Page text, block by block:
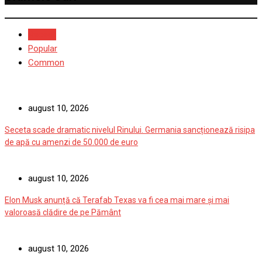
Popular
Common
august 10, 2026
Seceta scade dramatic nivelul Rinului. Germania sancționează risipa
de apă cu amenzi de 50.000 de euro
august 10, 2026
Elon Musk anunță că Terafab Texas va fi cea mai mare și mai
valoroasă clădire de pe Pământ
august 10, 2026